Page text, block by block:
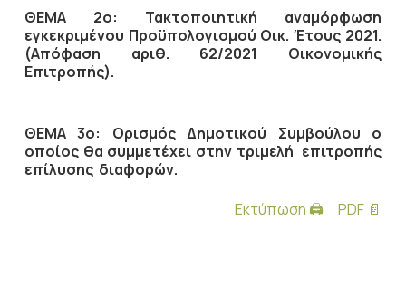
ΘΕΜΑ 2ο: Τακτοποιητική αναμόρφωση
εγκεκριμένου Προϋπολογισμού Οικ. Έτους 2021.
(Απόφαση αριθ. 62/2021 Οικονομικής
Επιτροπής).
ΘΕΜΑ 3ο: Ορισμός Δημοτικού Συμβούλου ο
οποίος θα συμμετέχει στην τριμελή επιτροπής
επίλυσης διαφορών.
Εκτύπωση 🖨
PDF 📄